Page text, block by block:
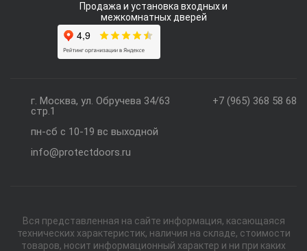
Продажа и установка входных и
межкомнатных дверей
+7 (965) 368 58 68
г. Москва, ул. Обручева 34/63
стр.1
пн-сб с 10-19 вс выходной
info@protectdoors.ru
Вся представленная на сайте информация, касающаяся
технических характеристик, наличия на складе, стоимости
товаров, носит информационный характер и ни при каких